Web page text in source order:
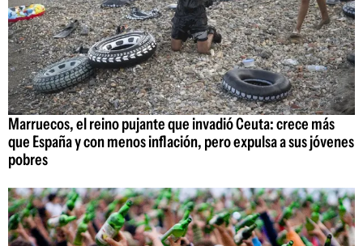
Marruecos, el reino pujante que invadió Ceuta: crece más
que España y con menos inflación, pero expulsa a sus jóvenes
pobres